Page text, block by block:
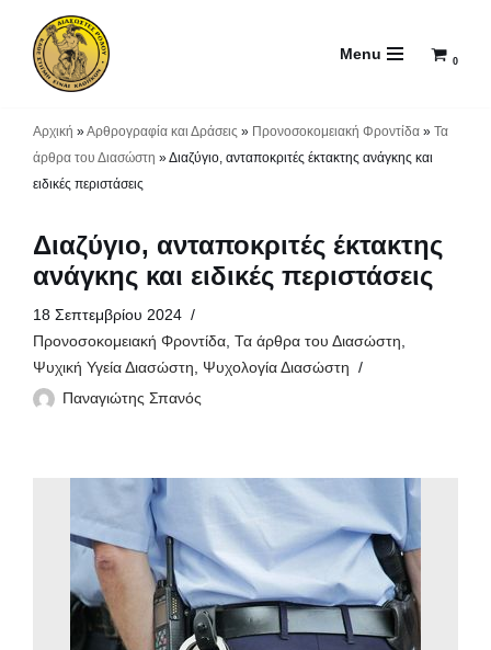
Μεταπηδήστε
Menu 0
Αρχική »Αρθρογραφία και Δράσεις » Προνοσοκομειακή Φροντίδα » Τα
άρθρα του Διασώστη »Διαζύγιο, ανταποκριτές έκτακτης ανάγκης και
ειδικές περιστάσεις
Διαζύγιο, ανταποκριτές έκτακτης
ανάγκης και ειδικές περιστάσεις
18 Σεπτεμβρίου 2024
Προνοσοκομειακή Φροντίδα, Τα άρθρα του Διασώστη,
Ψυχική Υγεία Διασώστη, Ψυχολογία Διασώστη
Παναγιώτης Σπανός